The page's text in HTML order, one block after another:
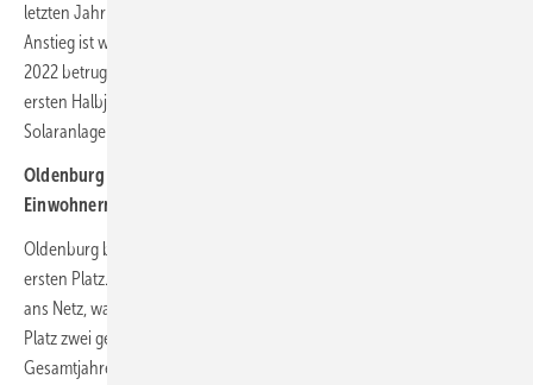
letzten Jahr 176 Prozent mehr PV-Anlagen gebaut als in 2022. Der
Anstieg ist wesentlich stärker als im Zeitraum davor: Von 2021 auf
2022 betrug die Wachstumsrate im Vergleich nur etwa 62 Prozent. Im
ersten Halbjahr 2024 sind in Deutschland insgesamt 420.500 neue
Solaranlagen ans Netz gegangen.
Oldenburg erster Platz unter den Städten ab 100.000
Einwohnern
Oldenburg belegt unter den Städten ab 100.000 Einwohnern den
ersten Platz. Im Untersuchungszeitraum gingen hier 1.145 PV-Anlagen
ans Netz, was einer Quote von 6,63 pro 1.000 Einwohnern entspricht.
Platz zwei geht an Moers. Die Stadt in Nordrhein-Westfalen belegte im
Gesamtjahres-Ranking des Jahres 2023 noch den fünften Platz. Im